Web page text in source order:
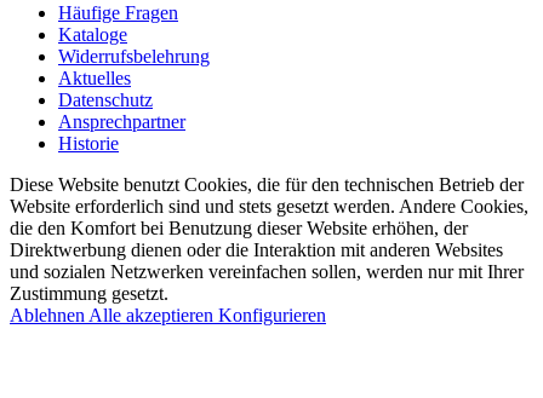
Häufige Fragen
Kataloge
Widerrufsbelehrung
Aktuelles
Datenschutz
Ansprechpartner
Historie
Diese Website benutzt Cookies, die für den technischen Betrieb der
Website erforderlich sind und stets gesetzt werden. Andere Cookies,
die den Komfort bei Benutzung dieser Website erhöhen, der
Direktwerbung dienen oder die Interaktion mit anderen Websites
und sozialen Netzwerken vereinfachen sollen, werden nur mit Ihrer
Zustimmung gesetzt.
Ablehnen Alle akzeptieren Konfigurieren